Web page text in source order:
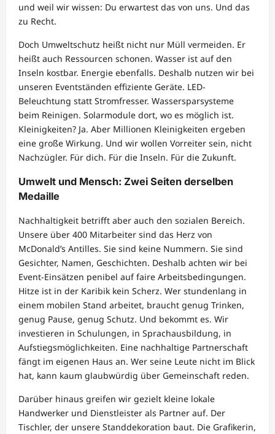
und weil wir wissen: Du erwartest das von uns. Und das
zu Recht.
Doch Umweltschutz heißt nicht nur Müll vermeiden. Er
heißt auch Ressourcen schonen. Wasser ist auf den
Inseln kostbar. Energie ebenfalls. Deshalb nutzen wir bei
unseren Eventständen effiziente Geräte. LED-
Beleuchtung statt Stromfresser. Wassersparsysteme
beim Reinigen. Solarmodule dort, wo es möglich ist.
Kleinigkeiten? Ja. Aber Millionen Kleinigkeiten ergeben
eine große Wirkung. Und wir wollen Vorreiter sein, nicht
Nachzügler. Für dich. Für die Inseln. Für die Zukunft.
Umwelt und Mensch: Zwei Seiten derselben
Medaille
Nachhaltigkeit betrifft aber auch den sozialen Bereich.
Unsere über 400 Mitarbeiter sind das Herz von
McDonald’s Antilles. Sie sind keine Nummern. Sie sind
Gesichter, Namen, Geschichten. Deshalb achten wir bei
Event-Einsätzen penibel auf faire Arbeitsbedingungen.
Hitze ist in der Karibik kein Scherz. Wer stundenlang in
einem mobilen Stand arbeitet, braucht genug Trinken,
genug Pause, genug Schutz. Und bekommt es. Wir
investieren in Schulungen, in Sprachausbildung, in
Aufstiegsmöglichkeiten. Eine nachhaltige Partnerschaft
fängt im eigenen Haus an. Wer seine Leute nicht im Blick
hat, kann kaum glaubwürdig über Gemeinschaft reden.
Darüber hinaus greifen wir gezielt kleine lokale
Handwerker und Dienstleister als Partner auf. Der
Tischler, der unsere Standdekoration baut. Die Grafikerin,